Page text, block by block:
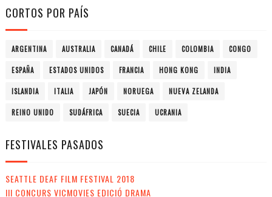
CORTOS POR PAÍS
ARGENTINA AUSTRALIA CANADÁ CHILE COLOMBIA CONGO
ESPAÑA ESTADOS UNIDOS FRANCIA HONG KONG INDIA
ISLANDIA ITALIA JAPÓN NORUEGA NUEVA ZELANDA
REINO UNIDO SUDÁFRICA SUECIA UCRANIA
FESTIVALES PASADOS
SEATTLE DEAF FILM FESTIVAL 2018
III CONCURS VICMOVIES EDICIÓ DRAMA